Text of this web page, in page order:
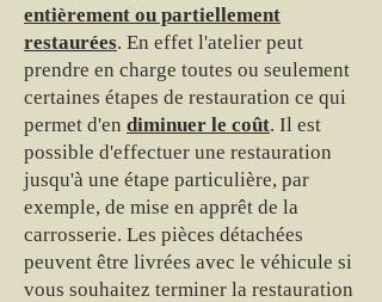
entièrement ou partiellement
restaurées. En effet l'atelier peut
prendre en charge toutes ou seulement
certaines étapes de restauration ce qui
permet d'en diminuer le coût. Il est
possible d'effectuer une restauration
jusqu'à une étape particulière, par
exemple, de mise en apprêt de la
carrosserie. Les pièces détachées
peuvent être livrées avec le véhicule si
vous souhaitez terminer la restauration